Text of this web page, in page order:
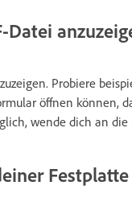
Datei
Probiere
öffnen können,
wende dich an